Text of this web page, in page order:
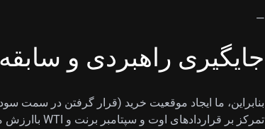
—
جایگیری راهبردی و
بنابراین، ما ایجاد موقعیت خرید (قرار گرفتن در سمت